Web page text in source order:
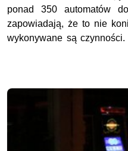
ponad 350 automatów
zapowiadają, że to nie
wykonywane są czynności.